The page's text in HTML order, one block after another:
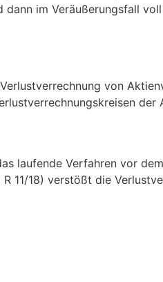
im Veräußerungsfall
von
laufende Verfahren vor
11/18) verstößt die